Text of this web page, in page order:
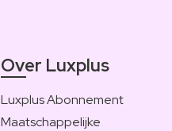
Over Luxplus
Luxplus Abonnement
Maatschappelijke